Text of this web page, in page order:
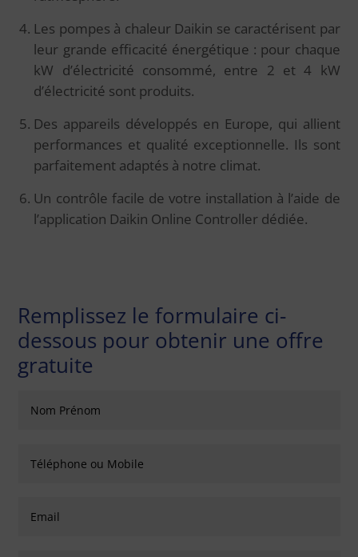
Les pompes à chaleur Daikin se caractérisent par
leur grande efficacité énergétique : pour chaque
kW d’électricité consommé, entre 2 et 4 kW
d’électricité sont produits.
Des appareils développés en Europe, qui allient
performances et qualité exceptionnelle. Ils sont
parfaitement adaptés à notre climat.
Un contrôle facile de votre installation à l’aide de
l’application Daikin Online Controller dédiée.
Remplissez le formulaire ci-
dessous pour obtenir une offre
gratuite